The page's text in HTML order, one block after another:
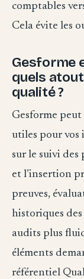
comptables
Cela évite les
Gesforme
quels
qualité ?
Gesforme peut
utiles pour
sur le suivi des
et l’insertion
preuves,
historiques
audits plus
éléments
référentiel